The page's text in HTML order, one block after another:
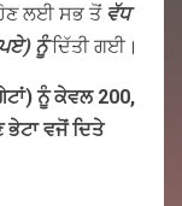
ਲਈ ਸਭ ਤੋਂ ਵੱਧ
) ਨੂੰਦਿੱਤੀ ਗਈ।
ਨੂੰ ਕੇਵਲ 200,
ਵਜੋਂ ਦਿਤੇ